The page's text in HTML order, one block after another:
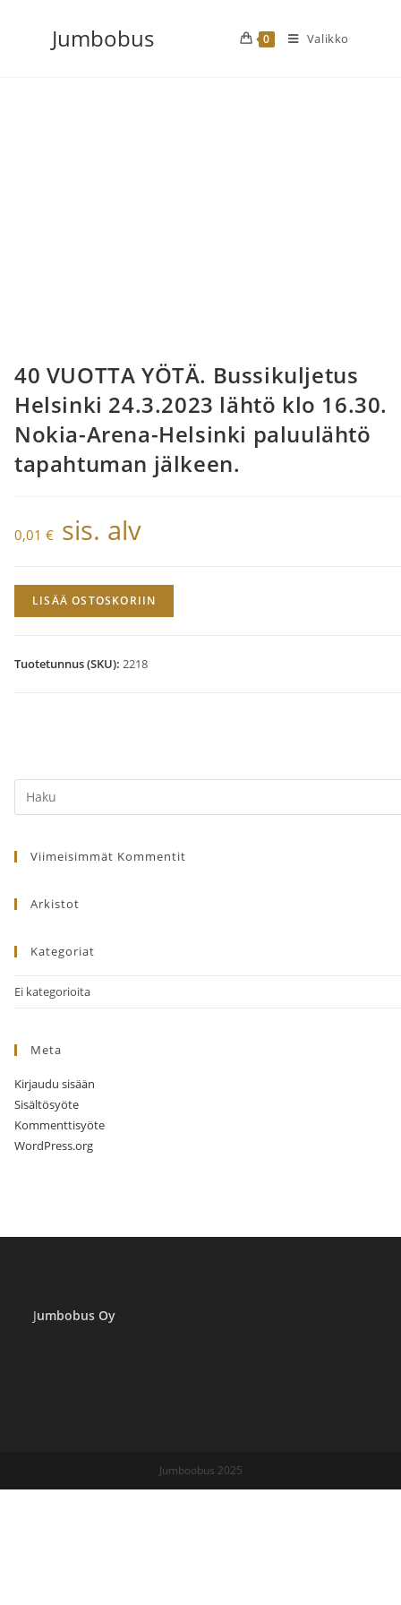
sisältöön
Jumbobus 0 Valikko
40 VUOTTA YÖTÄ. Bussikuljetus
Helsinki 24.3.2023 lähtö klo 16.30.
Nokia-Arena-Helsinki paluulähtö
tapahtuman jälkeen.
0,01 € sis. alv
VUOTTA
Bussikuljetus
Nokia-
Arena-
paluulähtö
jälkeen.
LISÄÄ OSTOSKORIIN
Tuotetunnus (SKU): 2218
Search
this
Viimeisimmät Kommentit
Arkistot
Kategoriat
Ei kategorioita
Meta
Kirjaudu sisään
Sisältösyöte
Kommenttisyöte
WordPress.org
Jumbobus Oy
Jumboobus 2025